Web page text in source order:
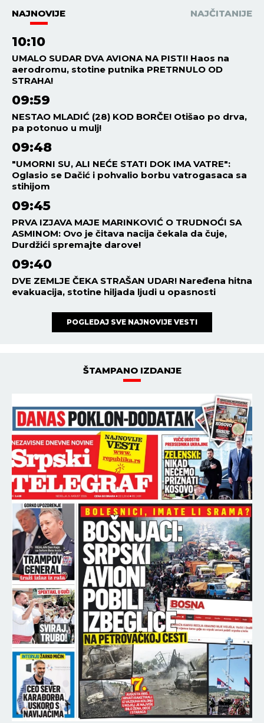
NAJNOVIJE NAJČITANIJE
10:10
UMALO SUDAR DVA AVIONA NA PISTI! Haos na
aerodromu, stotine putnika PRETRNULO OD
STRAHA!
09:59
NESTAO MLADIĆ (28) KOD BORČE! Otišao po drva,
pa potonuo u mulj!
09:48
"UMORNI SU, ALI NEĆE STATI DOK IMA VATRE":
Oglasio se Dačić i pohvalio borbu vatrogasaca sa
stihijom
09:45
PRVA IZJAVA MAJE MARINKOVIĆ O TRUDNOĆI SA
ASMINOM: Ovo je čitava nacija čekala da čuje,
Durdžići spremajte darove!
09:40
DVE ZEMLJE ČEKA STRAŠAN UDAR! Naređena hitna
evakuacija, stotine hiljada ljudi u opasnosti
POGLEDAJ SVE NAJNOVIJE VESTI
ŠTAMPANO IZDANJE